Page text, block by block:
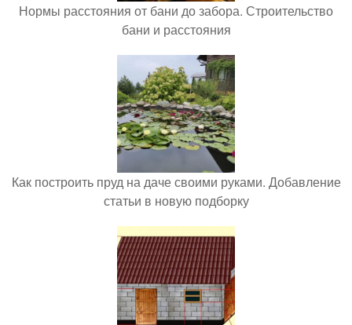
Нормы расстояния от бани до забора. Строительство
бани и расстояния
Как построить пруд на даче своими руками. Добавление
статьи в новую подборку